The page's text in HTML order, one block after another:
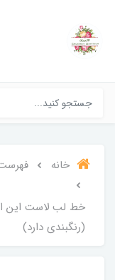
خانه
(رنگبندی دارد)